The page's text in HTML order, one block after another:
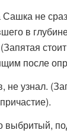
не
в
после
не узнал.
выбритый,